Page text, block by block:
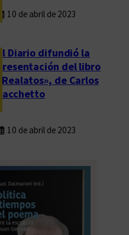
10 de abril de 2023
El Diario difundió la
presentación del libro
«Realatos», de Carlos
Sacchetto
10 de abril de 2023